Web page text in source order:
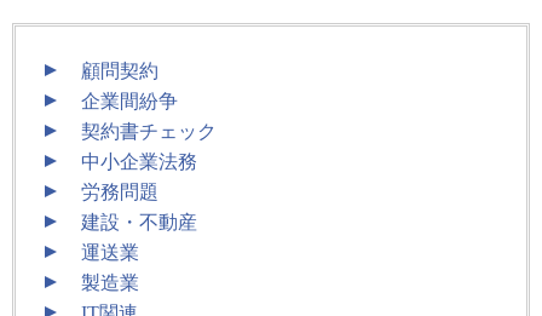
顧問契約
企業間紛争
契約書チェック
中小企業法務
労務問題
建設・不動産
運送業
製造業